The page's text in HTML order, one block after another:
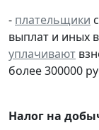
- плательщики
выплат и иных
уплачивают
более 300000
Налог на